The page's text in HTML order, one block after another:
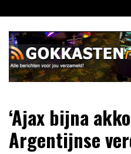
naar
inhoud
Gokkasten RSS
voor jou verzameld
‘Ajax bijna
Argentijnse